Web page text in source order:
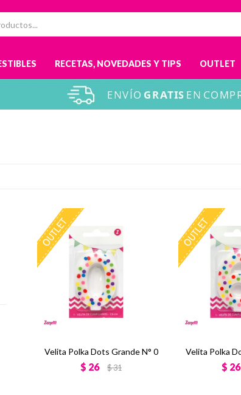
RECETAS, NOVEDADES Y TIPS OUTLET
Velita Polka Dots Grande N° 0
$ 26 $31
Velita Polka
$ 26